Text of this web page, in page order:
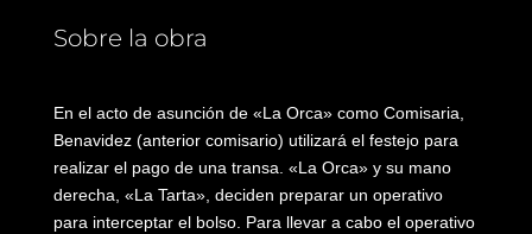
Sobre la obra
En el acto de asunción de «La Orca» como Comisaria,
Benavidez (anterior comisario) utilizará el festejo para
realizar el pago de una transa. «La Orca» y su mano
derecha, «La Tarta», deciden preparar un operativo
para interceptar el bolso. Para llevar a cabo el operativo